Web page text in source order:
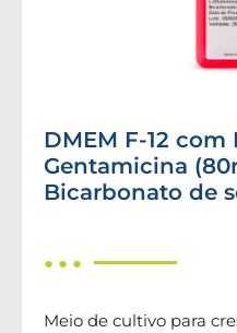
DMEM F-12 com
Gentamicina
Bicarbonato de
● ● ●
Meio de cultivo para